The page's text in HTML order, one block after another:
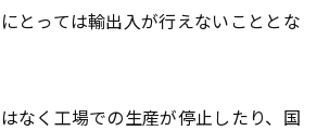
とっては輸出入が行えないこととな
なく工場での生産が停止したり、国